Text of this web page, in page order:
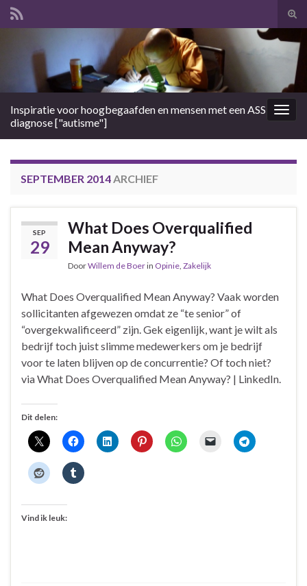
Search for:
Inspiratie voor hoogbegaafden en mensen met een ASS
diagnose ["autisme"]
SEPTEMBER 2014ARCHIEF
SEP
29
What Does Overqualified
Mean Anyway?
DoorWillem de Boerin Opinie, Zakelijk
What Does Overqualified Mean Anyway? Vaak worden
sollicitanten afgewezen omdat ze “te senior” of
“overgekwalificeerd” zijn. Gek eigenlijk, want je wilt als
bedrijf toch juist slimme medewerkers om je bedrijf
voor te laten blijven op de concurrentie? Of toch niet?
via What Does Overqualified Mean Anyway? | LinkedIn.
Dit delen:
Vind ik leuk: